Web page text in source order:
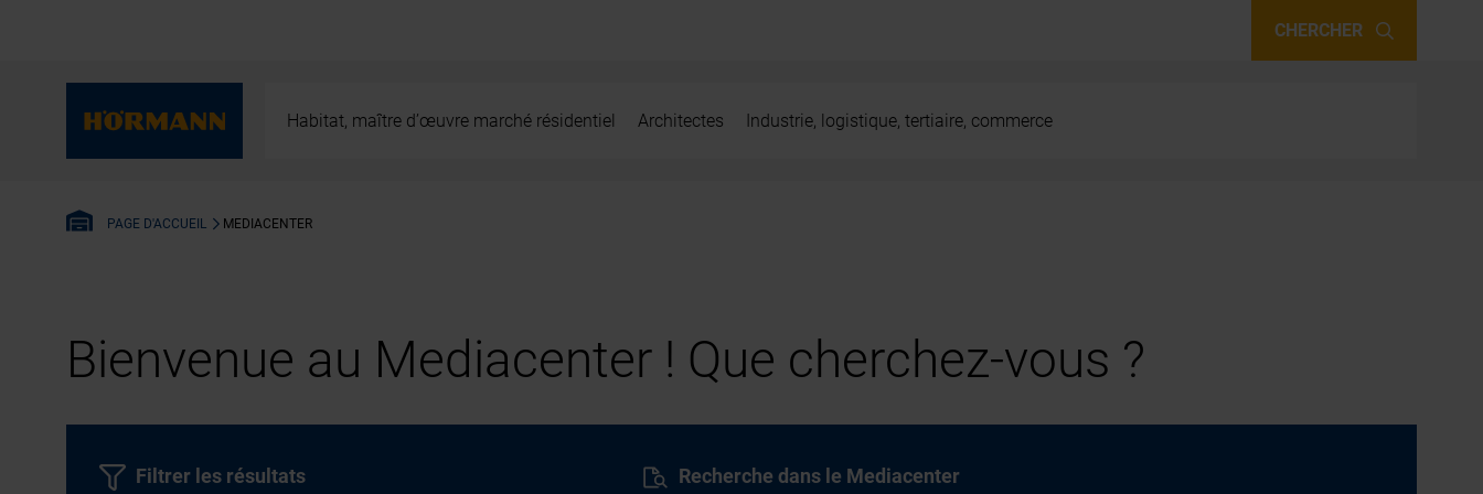
CHERCHER
Habitat, maître d’œuvre marché résidentiel Architectes Industrie, logistique, tertiaire, commerce
PAGE D'ACCUEIL MEDIACENTER
Bienvenue au Mediacenter ! Que cherchez-vous ?
Recherche dans le Mediacenter
Filtrer les résultats